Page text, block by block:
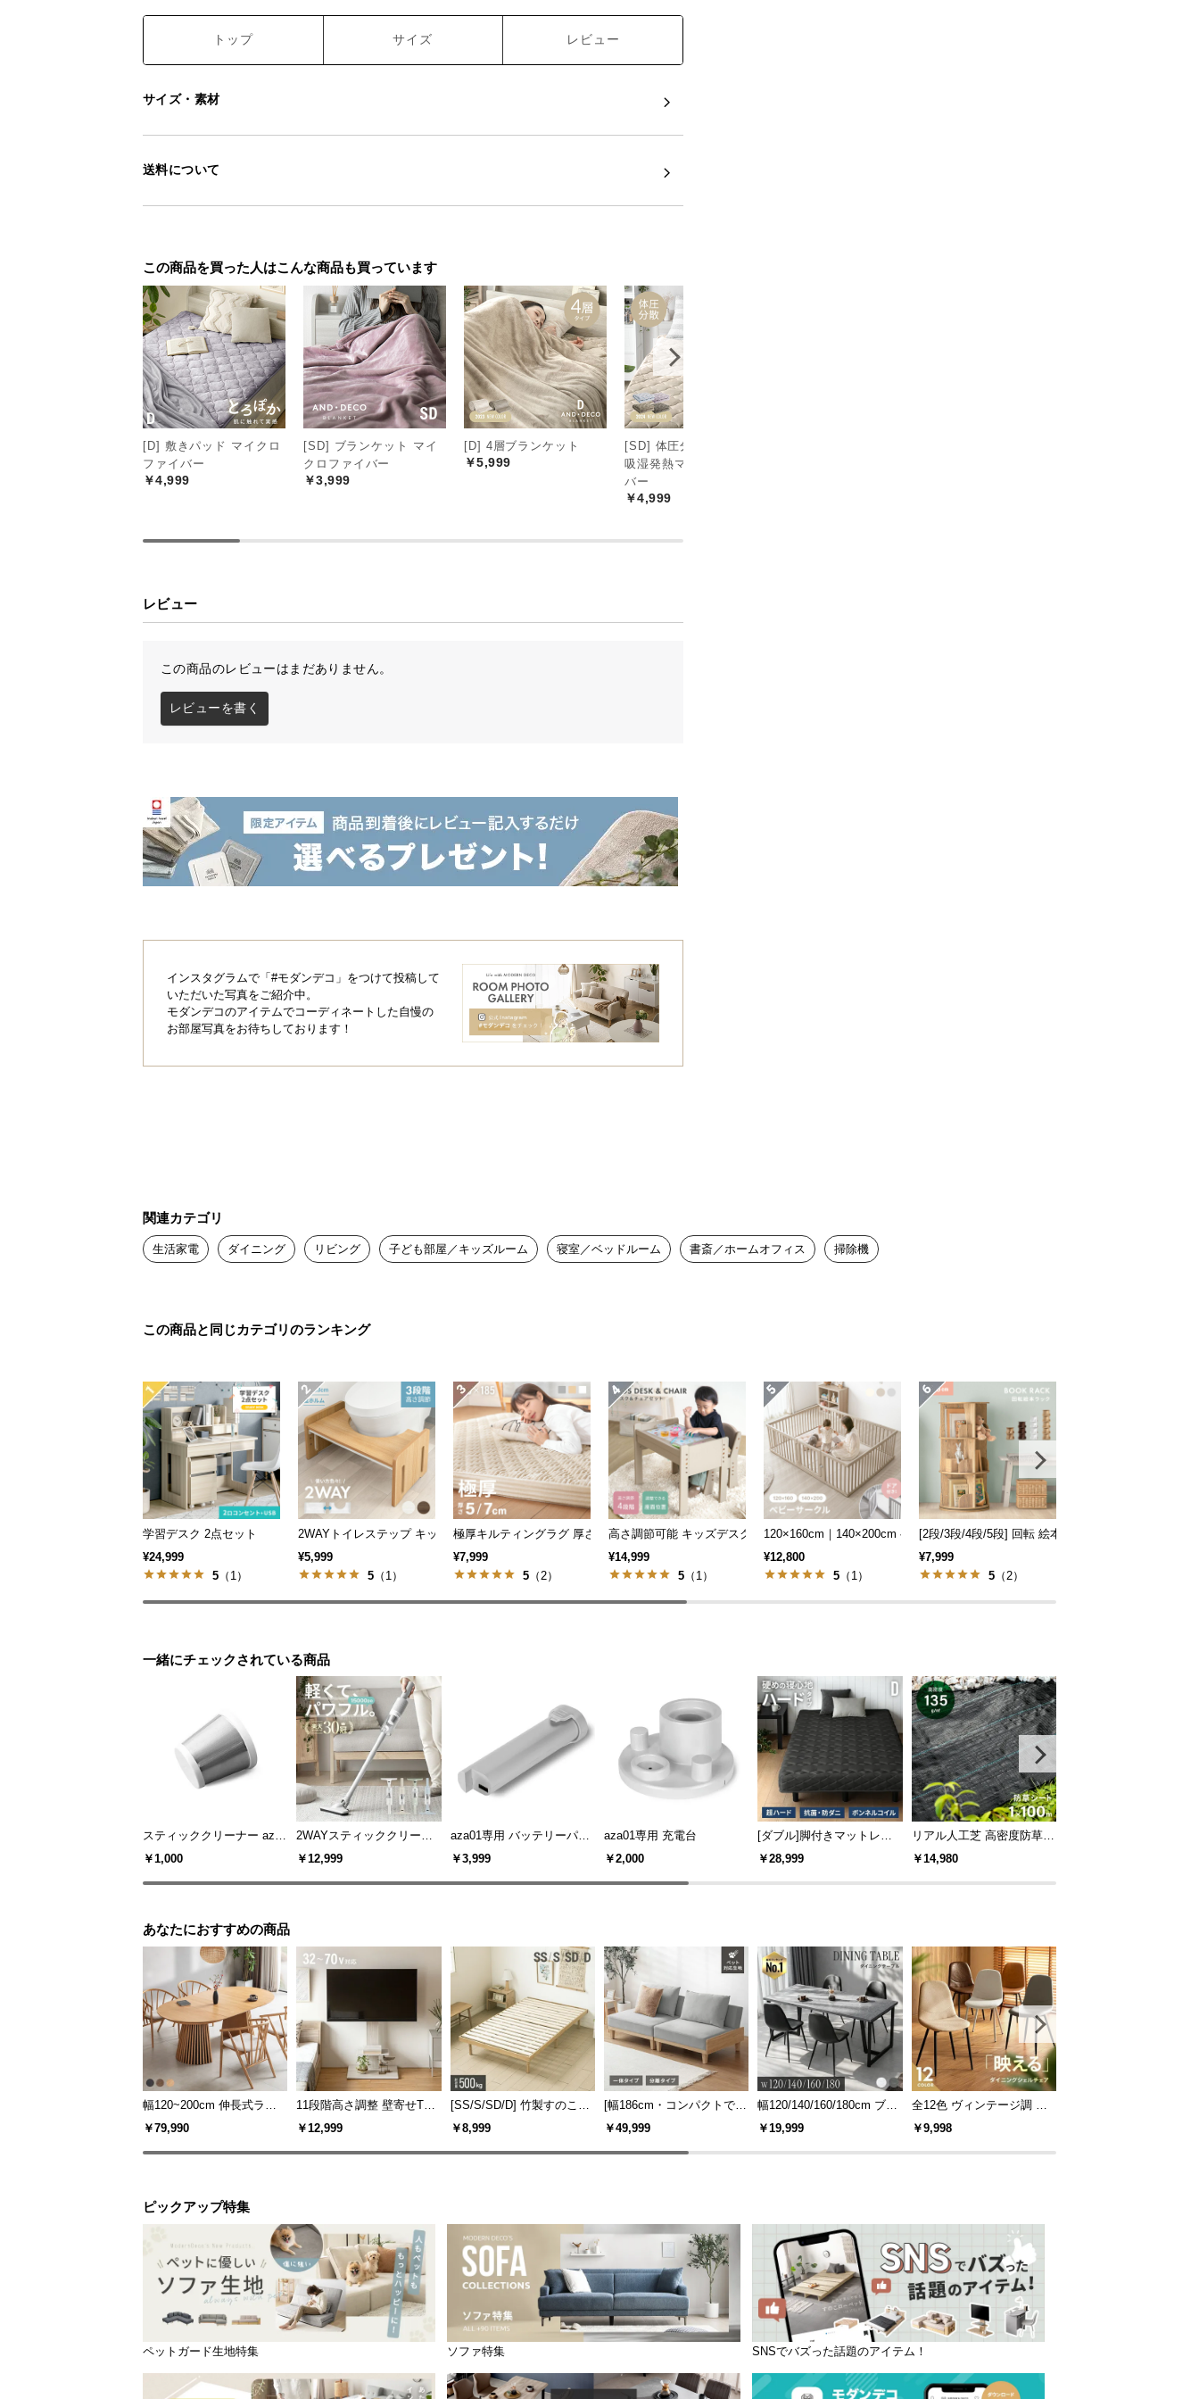
トップ サイズ レビュー
サイズ・素材
送料について
この商品を買った人はこんな商品も買っています
[D] 敷きパッド マイクロ
ファイバー
￥4,999
[SD] ブランケット マイ
クロファイバー
￥3,999
[D] 4層ブランケット
￥5,999
[SD] 体圧分散敷きパッド
吸湿発熱マイクロファイ
バー
￥4,999
レビュー
この商品のレビューはまだありません。
レビューを書く
インスタグラムで「#モダンデコ」をつけて投稿して
いただいた写真をご紹介中。
モダンデコのアイテムでコーディネートした自慢の
お部屋写真をお待ちしております！
関連カテゴリ
生活家電 ダイニング リビング 子ども部屋／キッズルーム 寝室／ベッドルーム 書斎／ホームオフィス 掃除機
この商品と同じカテゴリのランキング
学習デスク 2点セット
¥24,999
5 （1）
2WAYトイレステップ キッズ踏み台 3段階高さ調節
¥5,999
5 （1）
極厚キルティングラグ 厚さ5/7cm
¥7,999
5 （2）
高さ調節可能 キッズデスク＆チェアセット
¥14,999
5 （1）
120×160cm｜140×200cm ベビーサークル
¥12,800
5 （1）
[2段/3段/4段/5段] 回転 絵本棚 幅46cm ブックシ
¥7,999
5 （2）
一緒にチェックされている商品
スティッククリーナー aza0
1専用 ステンレスフィルタ
￥1,000
2WAYスティッククリーナ
ー
￥12,999
aza01専用 バッテリーパッ
ク
￥3,999
aza01専用 充電台
￥2,000
[ダブル]脚付きマットレス
ボンネルコイル ハードタイ
￥28,999
リアル人工芝 高密度防草シ
ート 1×100m
￥14,980
あなたにおすすめの商品
幅120~200cm 伸長式ラウ
ンドダイニングテーブル 6
格子デザイン
￥79,990
11段階高さ調整 壁寄せTV
スタンド キャスター付き
￥12,999
[SS/S/SD/D] 竹製すのこベ
ッド
￥8,999
[幅186cm・コンパクトでも
広々] 3人掛けソファベッド
ーム 北欧
￥49,999
幅120/140/160/180cm ブラ
ックフレーム ダイニング
￥19,999
全12色 ヴィンテージ調 デ
ザイナーズシェルチェア
￥9,998
ピックアップ特集
ペットガード生地特集 ソファ特集 SNSでバズった話題のアイテム！